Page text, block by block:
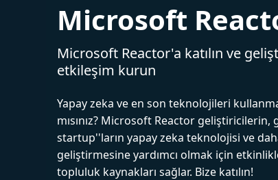
Microsoft
Microsoft Reactor'a katılın ve
etkileşim kurun
Yapay zeka ve en son teknolojileri
mısınız? Microsoft Reactor
startup''ların yapay zeka teknolojisi ve
geliştirmesine yardımcı olmak için
topluluk kaynakları sağlar. Bize katılın!